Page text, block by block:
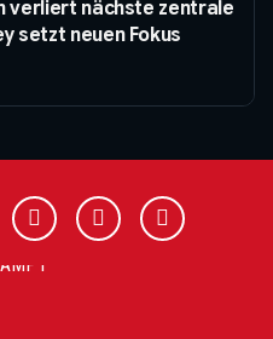
verliert nächste zentrale
setzt neuen Fokus